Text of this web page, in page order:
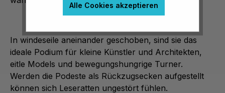
In windeseile aneinander geschoben, sind sie das
ideale Podium für kleine Künstler und Architekten,
eitle Models und bewegungshungrige Turner.
Werden die Podeste als Rückzugsecken aufgestellt
können sich Leseratten ungestört fühlen.
Alle Cookies akzeptieren